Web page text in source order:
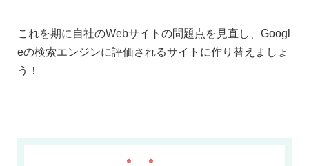
これを期に自社のWebサイトの問題点を見直し、Googl
eの検索エンジンに評価されるサイトに作り替えましょ
う！